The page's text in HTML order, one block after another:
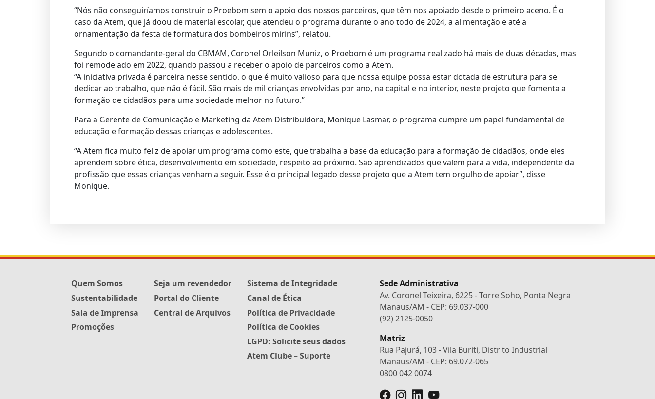
“Nós não conseguiríamos construir o Proebom sem o apoio dos nossos parceiros, que têm nos apoiado desde o primeiro aceno. É o
caso da Atem, que já doou de material escolar, que atendeu o programa durante o ano todo de 2024, a alimentação e até a
ornamentação da festa de formatura dos bombeiros mirins”, relatou.
Segundo o comandante-geral do CBMAM, Coronel Orleilson Muniz, o Proebom é um programa realizado há mais de duas décadas, mas
foi remodelado em 2022, quando passou a receber o apoio de parceiros como a Atem.
“A iniciativa privada é parceira nesse sentido, o que é muito valioso para que nossa equipe possa estar dotada de estrutura para se
dedicar ao trabalho, que não é fácil. São mais de mil crianças envolvidas por ano, na capital e no interior, neste projeto que fomenta a
formação de cidadãos para uma sociedade melhor no futuro.”
Para a Gerente de Comunicação e Marketing da Atem Distribuidora, Monique Lasmar, o programa cumpre um papel fundamental de
educação e formação dessas crianças e adolescentes.
“A Atem fica muito feliz de apoiar um programa como este, que trabalha a base da educação para a formação de cidadãos, onde eles
aprendem sobre ética, desenvolvimento em sociedade, respeito ao próximo. São aprendizados que valem para a vida, independente da
profissão que essas crianças venham a seguir. Esse é o principal legado desse projeto que a Atem tem orgulho de apoiar”, disse
Monique.
Quem Somos
Sustentabilidade
Sala de Imprensa
Promoções
Seja um revendedor
Portal do Cliente
Central de Arquivos
Sistema de Integridade
Canal de Ética
Política de Privacidade
Política de Cookies
LGPD: Solicite seus dados
Atem Clube – Suporte
Sede Administrativa
Av. Coronel Teixeira, 6225 - Torre Soho, Ponta Negra
Manaus/AM - CEP: 69.037-000
(92) 2125-0050
Matriz
Rua Pajurá, 103 - Vila Buriti, Distrito Industrial
Manaus/AM - CEP: 69.072-065
0800 042 0074